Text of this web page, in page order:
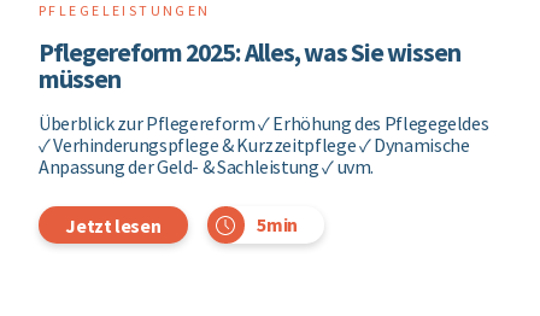
PFLEGELEISTUNGEN
Pflegereform 2025: Alles, was Sie wissen
müssen
Überblick zur Pflegereform ✓ Erhöhung des Pflegegeldes
✓ Verhinderungspflege & Kurzzeitpflege ✓ Dynamische
Anpassung der Geld- & Sachleistung ✓ uvm.
Jetzt lesen 5min